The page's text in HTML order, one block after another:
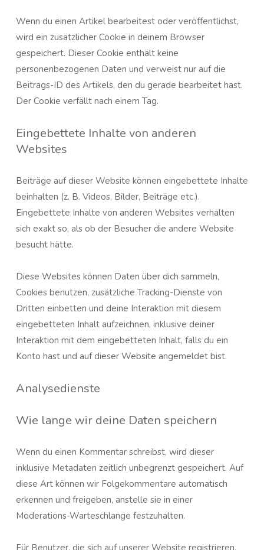
Wenn du einen Artikel bearbeitest oder veröffentlichst,
wird ein zusätzlicher Cookie in deinem Browser
gespeichert. Dieser Cookie enthält keine
personenbezogenen Daten und verweist nur auf die
Beitrags-ID des Artikels, den du gerade bearbeitet hast.
Der Cookie verfällt nach einem Tag.
Eingebettete Inhalte von anderen
Websites
Beiträge auf dieser Website können eingebettete Inhalte
beinhalten (z. B. Videos, Bilder, Beiträge etc.).
Eingebettete Inhalte von anderen Websites verhalten
sich exakt so, als ob der Besucher die andere Website
besucht hätte.
Diese Websites können Daten über dich sammeln,
Cookies benutzen, zusätzliche Tracking-Dienste von
Dritten einbetten und deine Interaktion mit diesem
eingebetteten Inhalt aufzeichnen, inklusive deiner
Interaktion mit dem eingebetteten Inhalt, falls du ein
Konto hast und auf dieser Website angemeldet bist.
Analysedienste
Wie lange wir deine Daten speichern
Wenn du einen Kommentar schreibst, wird dieser
inklusive Metadaten zeitlich unbegrenzt gespeichert. Auf
diese Art können wir Folgekommentare automatisch
erkennen und freigeben, anstelle sie in einer
Moderations-Warteschlange festzuhalten.
Für Benutzer, die sich auf unserer Website registrieren,